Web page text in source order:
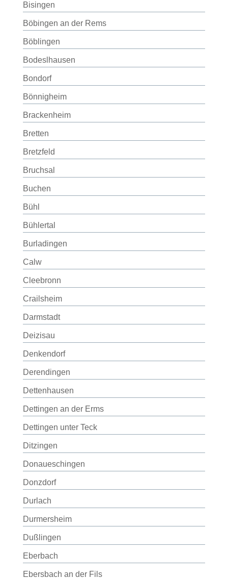
Bisingen
Böbingen an der Rems
Böblingen
Bodeslhausen
Bondorf
Bönnigheim
Brackenheim
Bretten
Bretzfeld
Bruchsal
Buchen
Bühl
Bühlertal
Burladingen
Calw
Cleebronn
Crailsheim
Darmstadt
Deizisau
Denkendorf
Derendingen
Dettenhausen
Dettingen an der Erms
Dettingen unter Teck
Ditzingen
Donaueschingen
Donzdorf
Durlach
Durmersheim
Dußlingen
Eberbach
Ebersbach an der Fils